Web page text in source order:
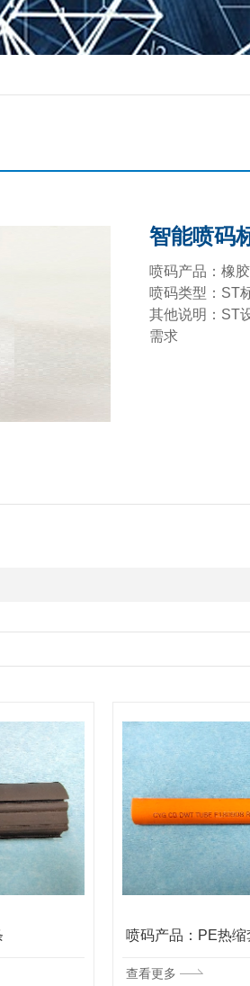
智能喷码
喷码产品：橡
喷码类型：ST
其他说明：ST
需求
喷码产品：PE热缩
查看更多